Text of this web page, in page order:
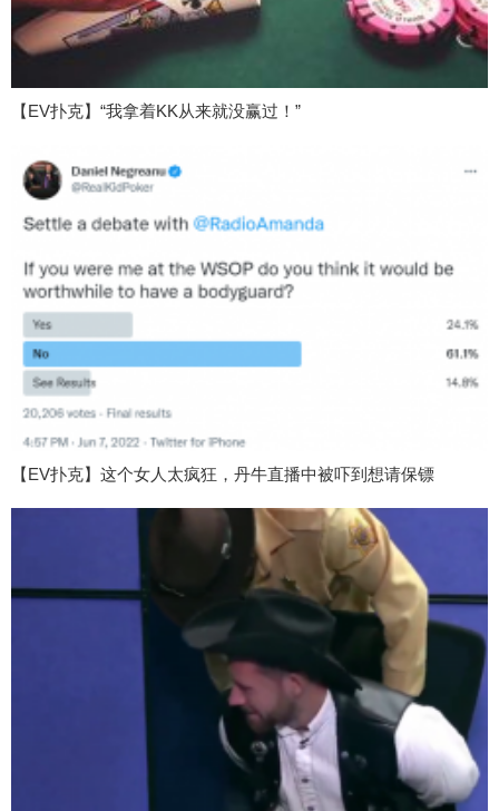
【EV扑克】“我拿着KK从来就没赢过！”
【EV扑克】这个女人太疯狂，丹牛直播中被吓到想请保镖